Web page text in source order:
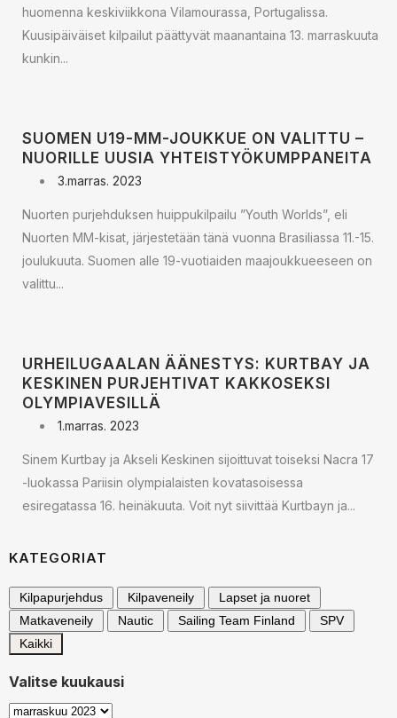
huomenna keskiviikkona Vilamourassa, Portugalissa.
Kuusipäiväiset kilpailut päättyvät maanantaina 13. marraskuuta
kunkin...
SUOMEN U19-MM-JOUKKUE ON VALITTU –
NUORILLE UUSIA YHTEISTYÖKUMPPANEITA
3.marras. 2023
Nuorten purjehduksen huippukilpailu ”Youth Worlds”, eli
Nuorten MM-kisat, järjestetään tänä vuonna Brasiliassa 11.-15.
joulukuuta. Suomen alle 19-vuotiaiden maajoukkueeseen on
valittu...
URHEILUGAALAN ÄÄNESTYS: KURTBAY JA
KESKINEN PURJEHTIVAT KAKKOSEKSI
OLYMPIAVESILLÄ
1.marras. 2023
Sinem Kurtbay ja Akseli Keskinen sijoittuvat toiseksi Nacra 17
-luokassa Pariisin olympialaisten kovatasoisessa
esiregatassa 16. heinäkuuta. Voit nyt siivittää Kurtbayn ja...
KATEGORIAT
Kilpapurjehdus Kilpaveneily
Lapset ja nuoret
Matkaveneily
Nautic Sailing Team Finland
SPV
Kaikki
Valitse kuukausi